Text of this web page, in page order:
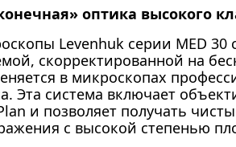
оптика высокого
Levenhuk серии MED 30
скорректированной на
в микроскопах
Эта система включает
и позволяет получать
с высокой степенью